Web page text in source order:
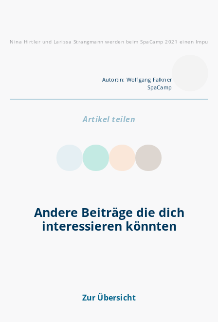
Nina Hirtler und Larissa Strangmann werden beim SpaCamp 2021 einen Impuls
Autor:in: Wolfgang Falkner
SpaCamp
Artikel teilen
LinkedIn
Facebook
Twitter
Andere Beiträge die dich
interessieren könnten
Zur Übersicht